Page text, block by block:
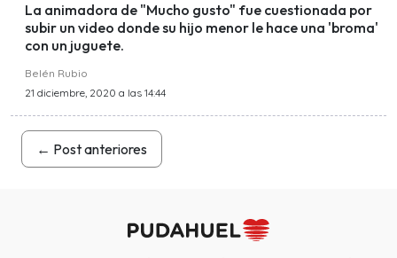
La animadora de "Mucho gusto" fue cuestionada por
subir un video donde su hijo menor le hace una 'broma'
con un juguete.
Belén Rubio
21 diciembre, 2020 a las 14:44
← Post anteriores